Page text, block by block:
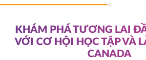
KHÁM PHÁ TƯƠNG LAI
VỚI CƠ HỘI HỌC TẬP VÀ
CANADA